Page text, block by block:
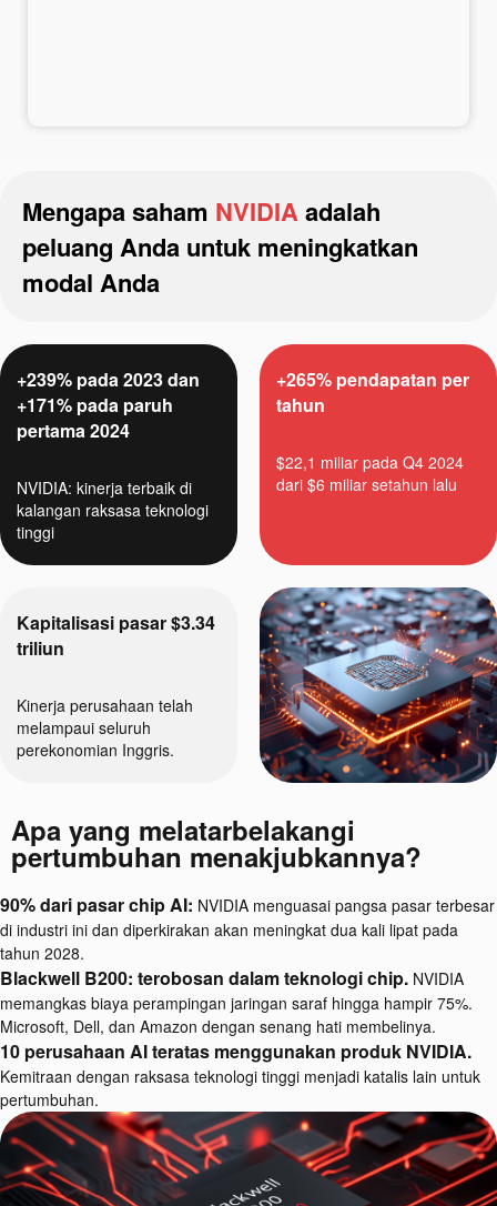
Mengapa saham NVIDIAadalah
peluang Anda untuk meningkatkan
modal Anda
+239% pada 2023 dan
+171% pada paruh
pertama 2024
NVIDIA: kinerja terbaik di
kalangan raksasa teknologi
tinggi
+265% pendapatan per
tahun
$22,1 miliar pada Q4 2024
dari $6 miliar setahun lalu
Kapitalisasi pasar $3.34
triliun
Kinerja perusahaan telah
melampaui seluruh
perekonomian Inggris.
Apa yang melatarbelakangi
pertumbuhan menakjubkannya?
90% dari pasar chip AI: NVIDIA menguasai pangsa pasar terbesar
di industri ini dan diperkirakan akan meningkat dua kali lipat pada
tahun 2028.
Blackwell B200: terobosan dalam teknologi chip. NVIDIA
memangkas biaya perampingan jaringan saraf hingga hampir 75%.
Microsoft, Dell, dan Amazon dengan senang hati membelinya.
10 perusahaan AI teratas menggunakan produk NVIDIA.
Kemitraan dengan raksasa teknologi tinggi menjadi katalis lain untuk
pertumbuhan.